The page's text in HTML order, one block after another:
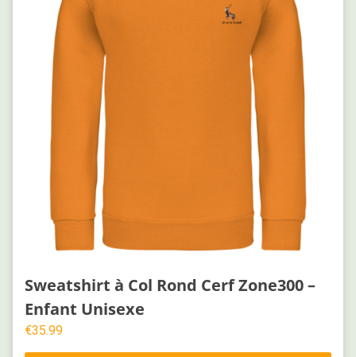
Sweatshirt à Col Rond Cerf Zone300 –
Enfant Unisexe
€35.99